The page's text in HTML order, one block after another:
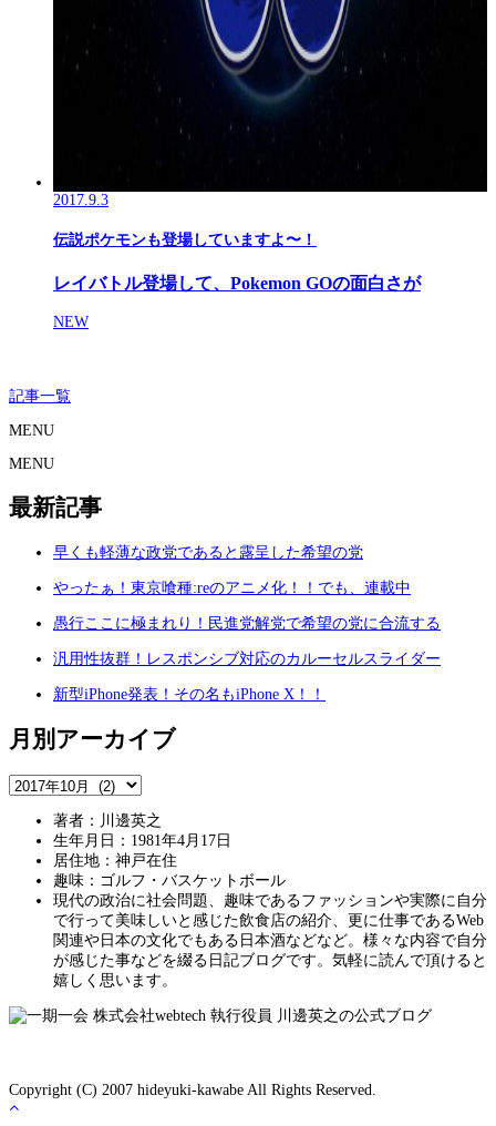
2017.9.3
伝説ポケモンも登場していますよ〜！
レイバトル登場して、Pokemon GOの面白さが
NEW
記事一覧
MENU
MENU
最新記事
早くも軽薄な政党であると露呈した希望の党
やったぁ！東京喰種:reのアニメ化！！でも、連載中
愚行ここに極まれり！民進党解党で希望の党に合流する
汎用性抜群！レスポンシブ対応のカルーセルスライダー
新型iPhone発表！その名もiPhone X！！
月別アーカイブ
著者：川邊英之
生年月日：1981年4月17日
居住地：神戸在住
趣味：ゴルフ・バスケットボール
現代の政治に社会問題、趣味であるファッションや実際に自分
で行って美味しいと感じた飲食店の紹介、更に仕事であるWeb
関連や日本の文化でもある日本酒などなど。様々な内容で自分
が感じた事などを綴る日記ブログです。気軽に読んで頂けると
嬉しく思います。
Copyright (C) 2007 hideyuki-kawabe All Rights Reserved.